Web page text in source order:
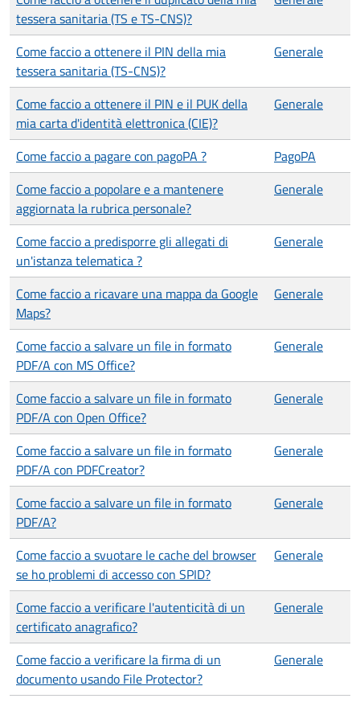
tessera sanitaria (TS e TS-CNS)?
Come faccio a ottenere il PIN della mia
tessera sanitaria (TS-CNS)?
Generale
Come faccio a ottenere il PIN e il PUK della
mia carta d'identità elettronica (CIE)?
Generale
Come faccio a pagare con pagoPA ?
PagoPA
Come faccio a popolare e a mantenere
aggiornata la rubrica personale?
Generale
Come faccio a predisporre gli allegati di
un'istanza telematica ?
Generale
Come faccio a ricavare una mappa da Google
Maps?
Generale
Come faccio a salvare un file in formato
PDF/A con MS Office?
Generale
Come faccio a salvare un file in formato
PDF/A con Open Office?
Generale
Come faccio a salvare un file in formato
PDF/A con PDFCreator?
Generale
Come faccio a salvare un file in formato
PDF/A?
Generale
Come faccio a svuotare le cache del browser
se ho problemi di accesso con SPID?
Generale
Come faccio a verificare l'autenticità di un
certificato anagrafico?
Generale
Come faccio a verificare la firma di un
documento usando File Protector?
Generale